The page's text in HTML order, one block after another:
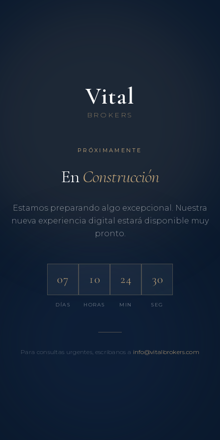
Vital
BROKERS
PRÓXIMAMENTE
EnConstrucción
Estamos preparando algo excepcional. Nuestra
nueva experiencia digital estará disponible muy
pronto.
07
DÍAS
10
HORAS
24
MIN
30
SEG
Para consultas urgentes, escríbanos a info@vitalbrokers.com